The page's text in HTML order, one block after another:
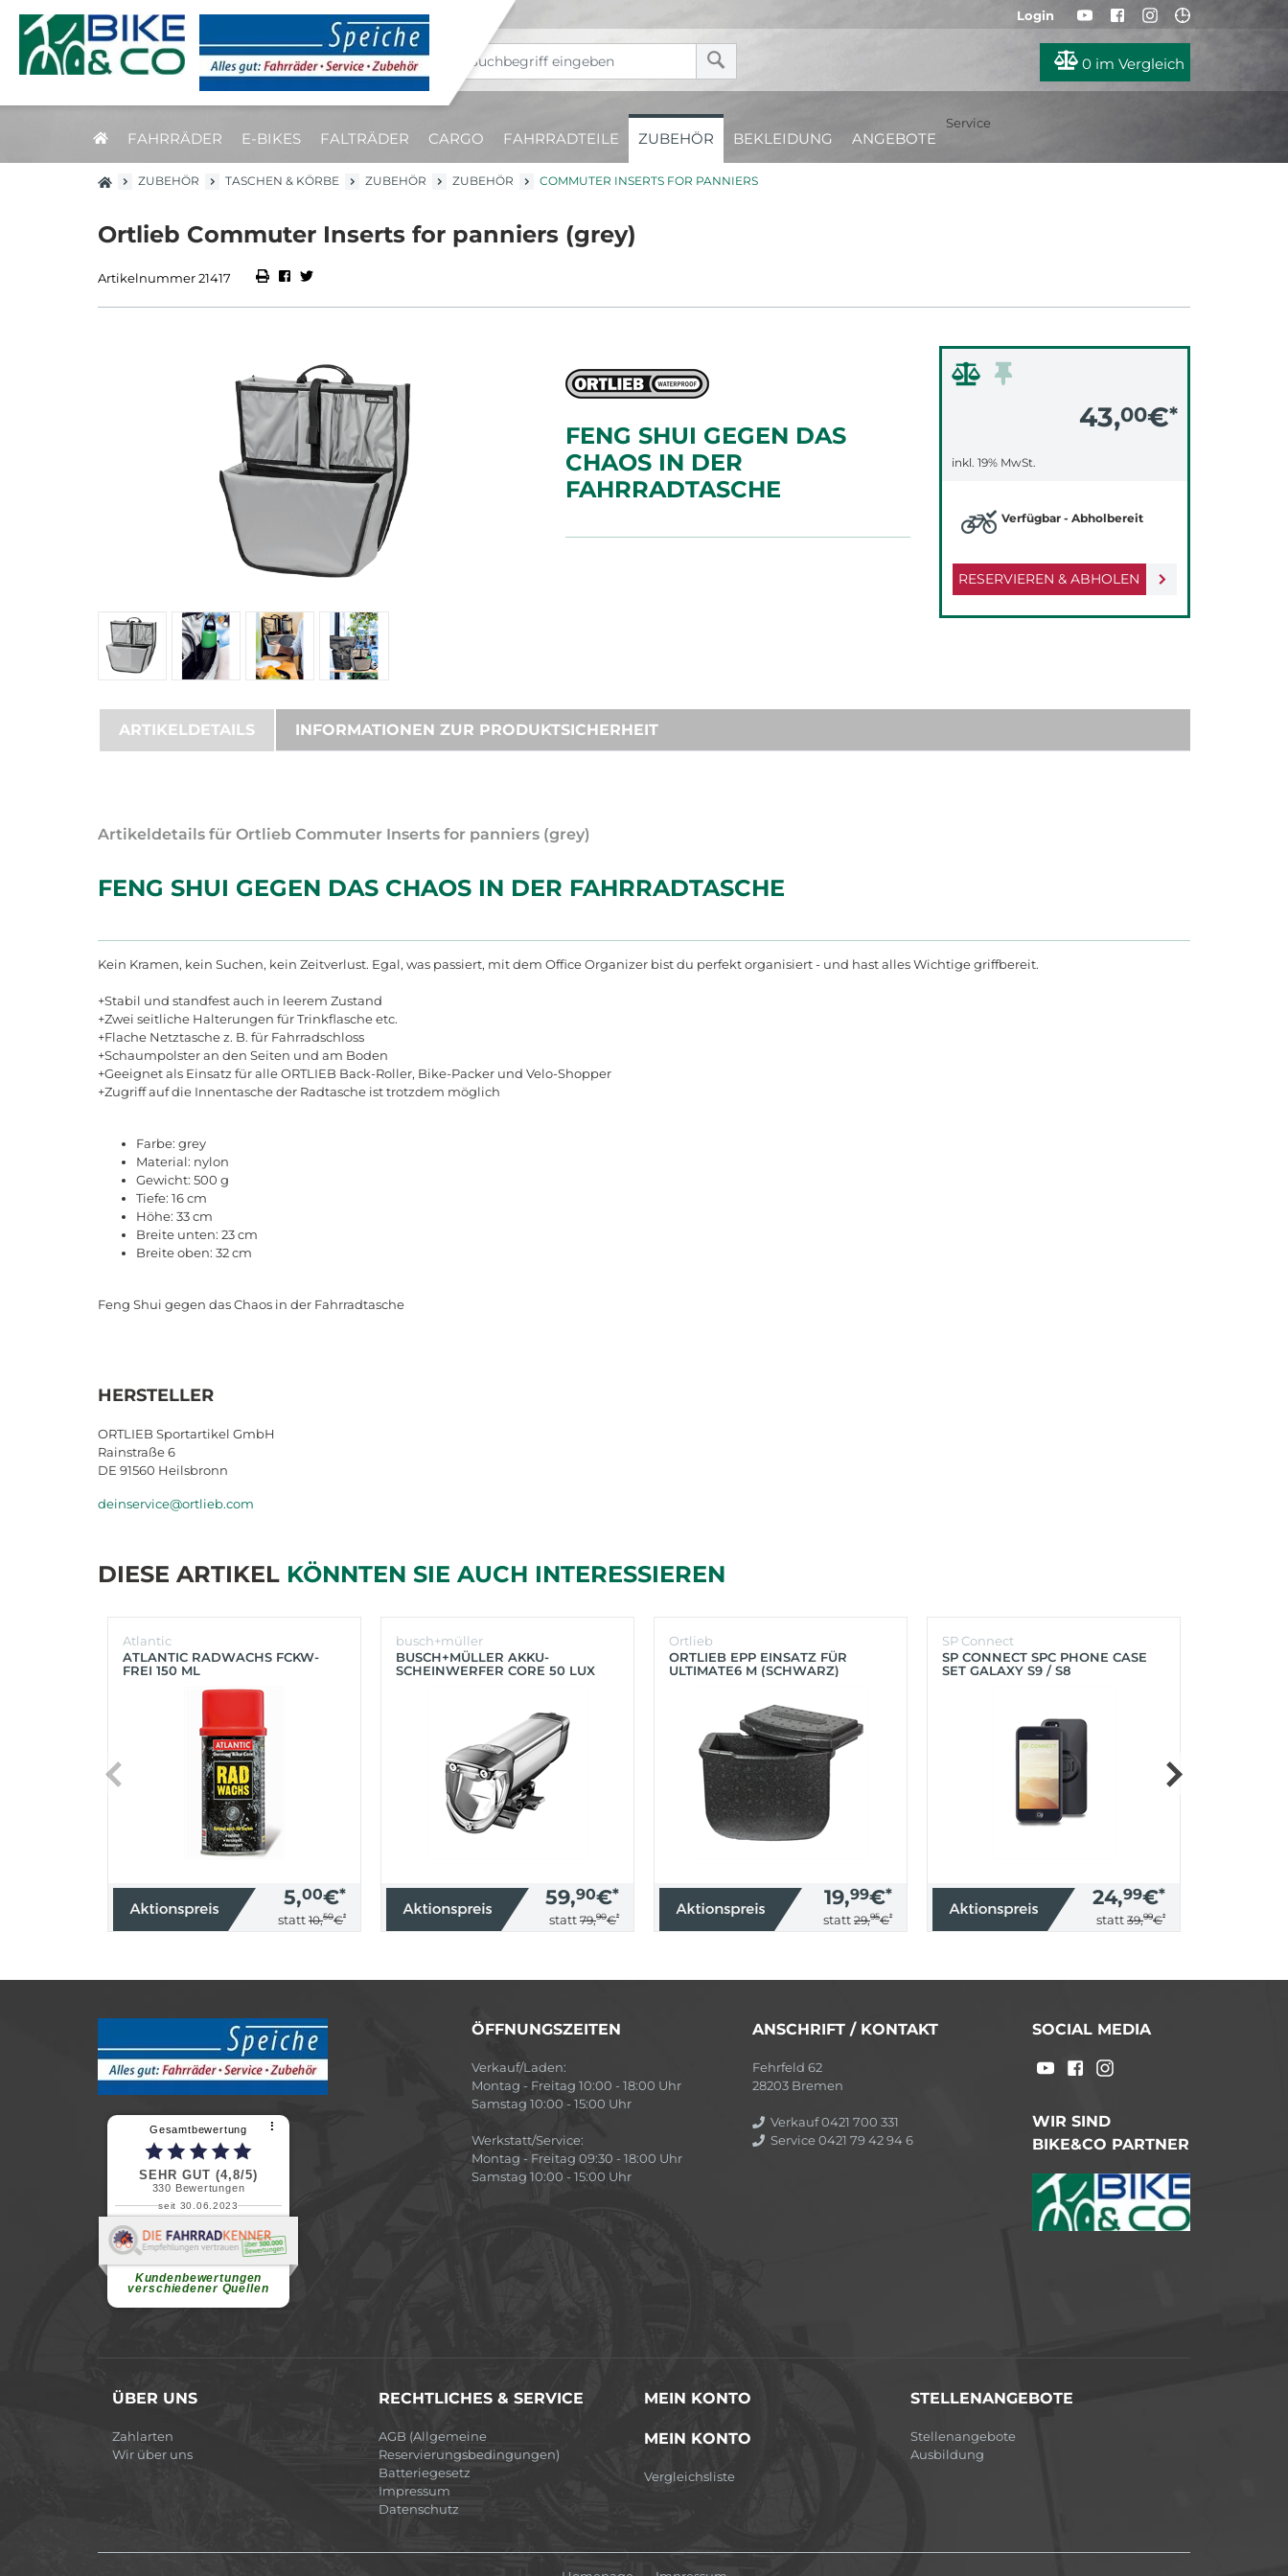
Login
0 im Vergleich
FAHRRÄDER E-BIKES FALTRÄDER CARGO FAHRRADTEILE ZUBEHÖR BEKLEIDUNG ANGEBOTE
Service
ZUBEHÖR TASCHEN & KÖRBE ZUBEHÖR ZUBEHÖR COMMUTER INSERTS FOR PANNIERS
Ortlieb Commuter Inserts for panniers (grey)
Artikelnummer 21417
43,00€*
inkl. 19% MwSt.
RESERVIEREN & ABHOLEN
Verfügbar - Abholbereit
FENG SHUI GEGEN DAS
CHAOS IN DER
FAHRRADTASCHE
ARTIKELDETAILS INFORMATIONEN ZUR PRODUKTSICHERHEIT
Artikeldetails für Ortlieb Commuter Inserts for panniers (grey)
FENG SHUI GEGEN DAS CHAOS IN DER FAHRRADTASCHE
Kein Kramen, kein Suchen, kein Zeitverlust. Egal, was passiert, mit dem Office Organizer bist du perfekt organisiert - und hast alles Wichtige griffbereit.
+Stabil und standfest auch in leerem Zustand
+Zwei seitliche Halterungen für Trinkflasche etc.
+Flache Netztasche z. B. für Fahrradschloss
+Schaumpolster an den Seiten und am Boden
+Geeignet als Einsatz für alle ORTLIEB Back-Roller, Bike-Packer und Velo-Shopper
+Zugriff auf die Innentasche der Radtasche ist trotzdem möglich
Farbe: grey
Material: nylon
Gewicht: 500 g
Tiefe: 16 cm
Höhe: 33 cm
Breite unten: 23 cm
Breite oben: 32 cm
Feng Shui gegen das Chaos in der Fahrradtasche
HERSTELLER
ORTLIEB Sportartikel GmbH
Rainstraße 6
DE 91560 Heilsbronn
deinservice@ortlieb.com
DIESE ARTIKEL KÖNNTEN SIE AUCH INTERESSIEREN
Atlantic
ATLANTIC RADWACHS FCKW-
FREI 150 ML
5,00€*
statt 10,50€*
busch+müller
BUSCH+MÜLLER AKKU-
SCHEINWERFER CORE 50 LUX
59,90€*
statt 79,90€*
Ortlieb
ORTLIEB EPP EINSATZ FÜR
ULTIMATE6 M (SCHWARZ)
19,99€*
statt 29,95€*
SP Connect
SP CONNECT SPC PHONE CASE
SET GALAXY S9 / S8
24,99€*
statt 39,99€*
Gesamtbewertung ⠇
SEHR GUT (4,8/5)
330 Bewertungen
seit 30.06.2023
Kundenbewertungen
verschiedener Quellen
Renate H.
Vielen Dank für ein herzliches
ÖFFNUNGSZEITEN
Verkauf/Laden:
Montag - Freitag 10:00 - 18:00 Uhr
Samstag 10:00 - 15:00 Uhr
Werkstatt/Service:
Montag - Freitag 09:30 - 18:00 Uhr
Samstag 10:00 - 15:00 Uhr
ANSCHRIFT / KONTAKT
Fehrfeld 62
28203 Bremen
Verkauf 0421 700 331
Service 0421 79 42 94 6
SOCIAL MEDIA
WIR SIND
BIKE&CO PARTNER
ÜBER UNS
Zahlarten
Wir über uns
RECHTLICHES & SERVICE
AGB (Allgemeine
Reservierungsbedingungen)
Batteriegesetz
Impressum
Datenschutz
MEIN KONTO
MEIN KONTO
Vergleichsliste
STELLENANGEBOTE
Stellenangebote
Ausbildung